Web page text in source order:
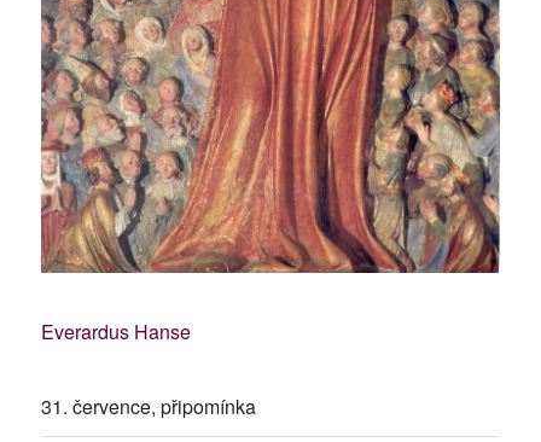
Everardus Hanse
31. července, připomínka